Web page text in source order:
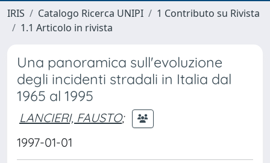
IRIS Catalogo Ricerca UNIPI
1 Contributo su Rivista
1.1 Articolo in rivista
Una panoramica sull'evoluzione
degli incidenti stradali in Italia dal
1965 al 1995
LANCIERI, FAUSTO;
1997-01-01